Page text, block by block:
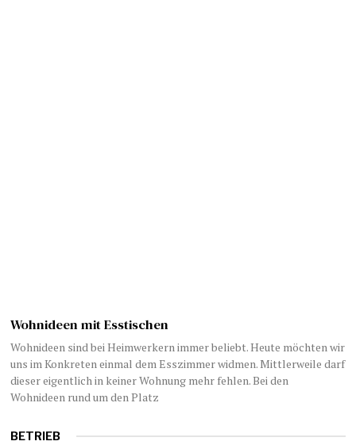
Wohnideen mit Esstischen
Wohnideen sind bei Heimwerkern immer beliebt. Heute möchten wir
uns im Konkreten einmal dem Esszimmer widmen. Mittlerweile darf
dieser eigentlich in keiner Wohnung mehr fehlen. Bei den
Wohnideen rund um den Platz
BETRIEB